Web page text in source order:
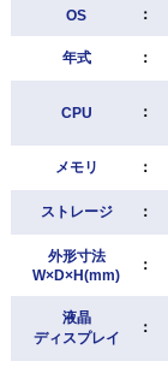
OS ：
年式 ：
CPU ：
メモリ ：
ストレージ ：
外形寸法
W×D×H(mm)
：
液晶
ディスプレイ
：